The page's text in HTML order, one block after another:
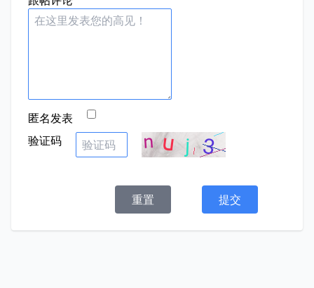
匿名发表
验证码
重置 提交